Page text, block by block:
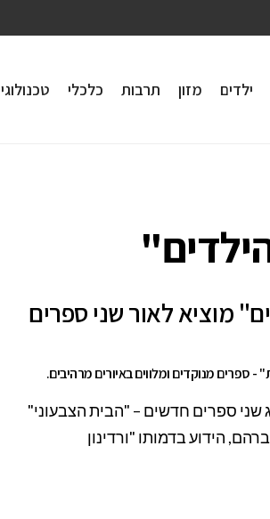
ילדים מזון תרבות כלכלי טכנולוגי
מוציא לאור שני ספרים
- ספרים מנוקדים ומלווים באיורים מרהיבים.
שני ספרים חדשים – "הבית הצבעוני"
הידוע בדמותו "ורדינון